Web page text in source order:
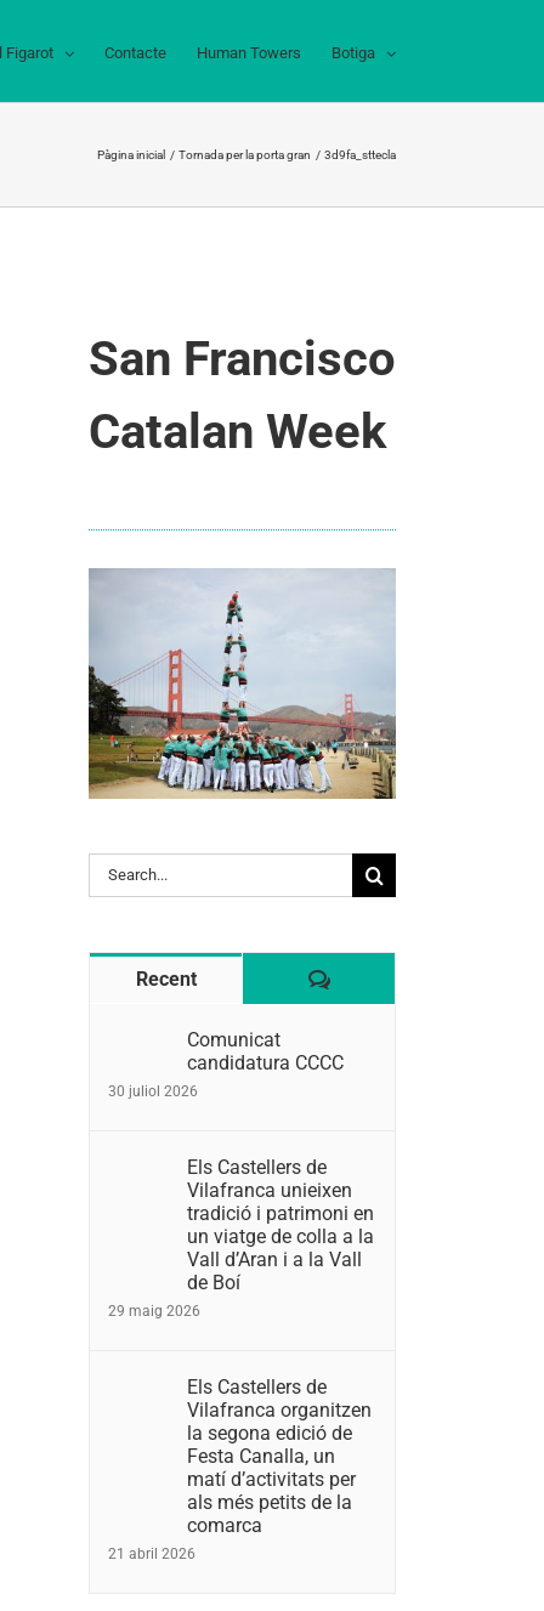
Figarot Contacte Human Towers Botiga
Pàgina inicial Tornada per la porta gran 3d9fa_sttecla
San Francisco
Catalan Week
Search
for:
Recent Comentaris
Comunicat
candidatura CCCC
30 juliol 2026
Els Castellers de
Vilafranca unieixen
tradició i patrimoni en
un viatge de colla a la
Vall d’Aran i a la Vall
de Boí
29 maig 2026
Els Castellers de
Vilafranca organitzen
la segona edició de
Festa Canalla, un
matí d’activitats per
als més petits de la
comarca
21 abril 2026